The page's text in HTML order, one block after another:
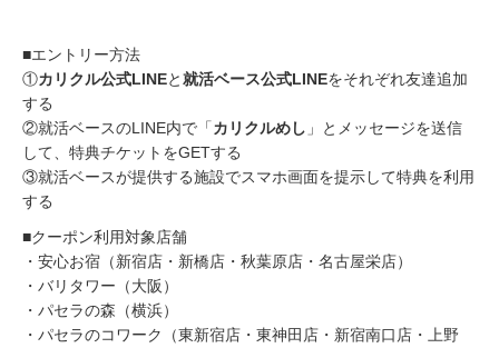
■エントリー方法
①カリクル公式LINEと就活ベース公式LINEをそれぞれ友達追加
する
②就活ベースのLINE内で「カリクルめし 」とメッセージを送信
して、特典チケットをGETする
③就活ベースが提供する施設でスマホ画面を提示して特典を利用
する
■クーポン利用対象店舗
・安心お宿（新宿店・新橋店・秋葉原店・名古屋栄店）
・バリタワー（大阪）
・パセラの森（横浜）
・パセラのコワーク（東新宿店・東神田店・新宿南口店・上野